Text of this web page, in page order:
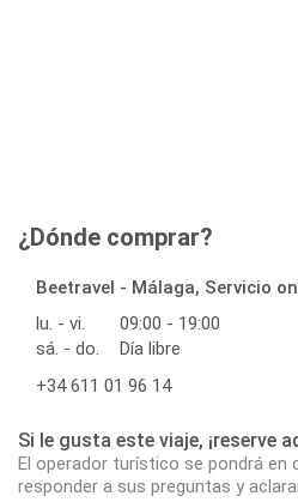
¿Dónde comprar?
Beetravel - Málaga, Servicio
lu. - vi.
09:00 - 19:00
sá. - do.
Día libre
+34 611 01 96 14
Si le gusta este viaje, ¡reserve
El operador turístico se pondrá
responder a sus preguntas y